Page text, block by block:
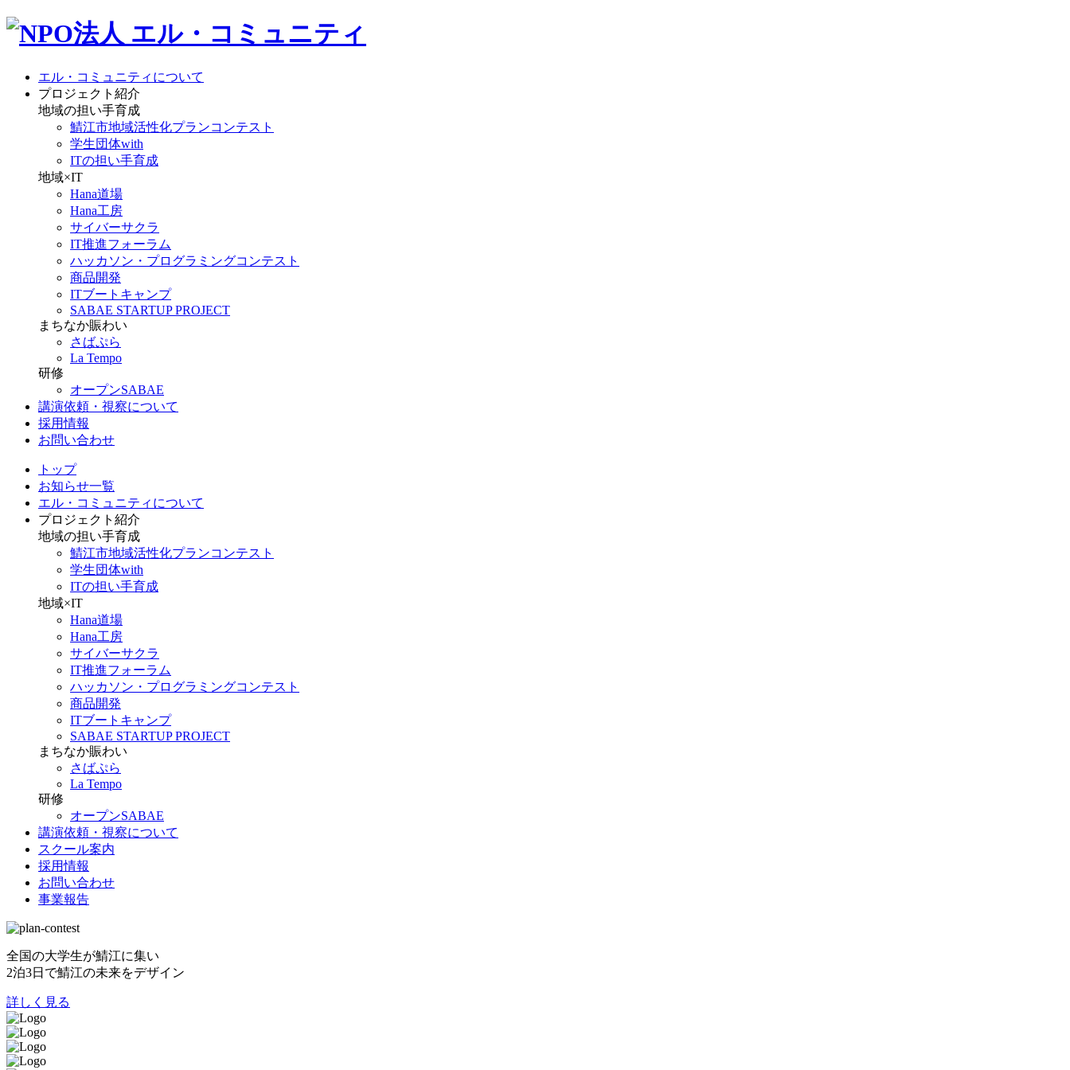
エル・コミュニティについて
プロジェクト紹介
地域の担い手育成
鯖江市地域活性化プランコンテスト
学生団体with
ITの担い手育成
地域×IT
Hana道場
Hana工房
サイバーサクラ
IT推進フォーラム
ハッカソン・プログラミングコンテスト
商品開発
ITブートキャンプ
SABAE STARTUP PROJECT
まちなか賑わい
さばぷら
La Tempo
研修
オープンSABAE
講演依頼・視察について
採用情報
お問い合わせ
トップ
お知らせ一覧
エル・コミュニティについて
プロジェクト紹介
地域の担い手育成
鯖江市地域活性化プランコンテスト
学生団体with
ITの担い手育成
地域×IT
Hana道場
Hana工房
サイバーサクラ
IT推進フォーラム
ハッカソン・プログラミングコンテスト
商品開発
ITブートキャンプ
SABAE STARTUP PROJECT
まちなか賑わい
さばぷら
La Tempo
研修
オープンSABAE
講演依頼・視察について
スクール案内
採用情報
お問い合わせ
事業報告
全国の大学生が鯖江に集い
2泊3日で鯖江の未来をデザイン
詳しく見る